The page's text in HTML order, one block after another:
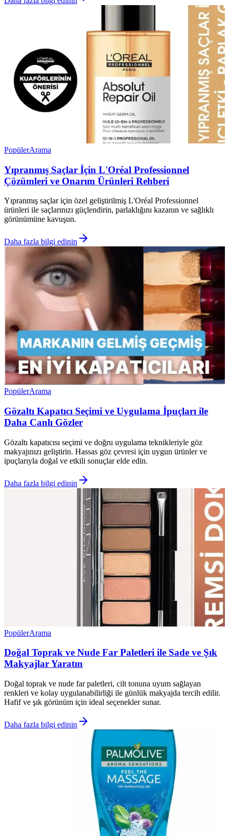
PopülerArama
Yıpranmış Saçlar İçin L'Oréal Professionnel
Çözümleri ve Onarım Ürünleri Rehberi
Yıpranmış saçlar için özel geliştirilmiş L'Oréal Professionnel
ürünleri ile saçlarınızı güçlendirin, parlaklığını kazanın ve sağlıklı
görünümüne kavuşun.
Daha fazla bilgi edinin
PopülerArama
Gözaltı Kapatıcı Seçimi ve Uygulama İpuçları ile
Daha Canlı Gözler
Gözaltı kapatıcısı seçimi ve doğru uygulama teknikleriyle göz
makyajınızı geliştirin. Hassas göz çevresi için uygun ürünler ve
ipuçlarıyla doğal ve etkili sonuçlar elde edin.
Daha fazla bilgi edinin
PopülerArama
Doğal Toprak ve Nude Far Paletleri ile Sade ve Şık
Makyajlar Yaratın
Doğal toprak ve nude far paletleri, cilt tonuna uyum sağlayan
renkleri ve kolay uygulanabilirliği ile günlük makyajda tercih edilir.
Hafif ve şık görünüm için ideal seçenekler sunar.
Daha fazla bilgi edinin